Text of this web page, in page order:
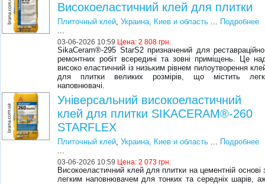
Високоеластичний клей для плитки
Плиточный клей,Украина, Киев и область ... Подробнее
...
03-06-2026 10:59 Цена:2 808 грн.
SikaCeram®-295 StarS2 призначений для
ремонтних робіт всередині та зовні приміщень. Це
високо еластичний із низьким рівнем пилоутворення
для плитки великих розмірів, що містить
наповнювачі.
Універсальний високоеластичний
клей для плитки SIKACERAM®-260
STARFLEX
Плиточный клей,Украина, Киев и область ... Подробнее
...
03-06-2026 10:59 Цена:2 073 грн.
Високоеластичний клей для плитки на цементній основі
легким наповнювачем для тонких та середніх шарів,